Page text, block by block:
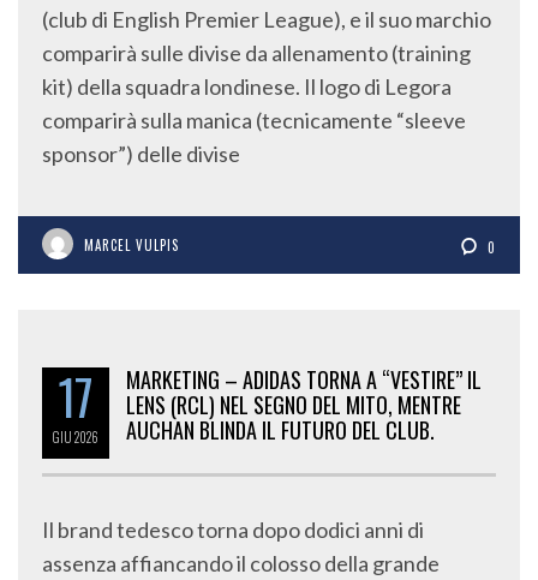
(club di English Premier League), e il suo marchio
comparirà sulle divise da allenamento (training
kit) della squadra londinese. Il logo di Legora
comparirà sulla manica (tecnicamente “sleeve
sponsor”) delle divise
MARCEL VULPIS 0
17
GIU2026
MARKETING – ADIDAS TORNA A “VESTIRE” IL
LENS (RCL) NEL SEGNO DEL MITO, MENTRE
AUCHAN BLINDA IL FUTURO DEL CLUB.
Il brand tedesco torna dopo dodici anni di
assenza affiancando il colosso della grande